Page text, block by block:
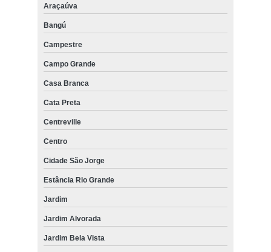
Araçaúva
Bangú
Campestre
Campo Grande
Casa Branca
Cata Preta
Centreville
Centro
Cidade São Jorge
Estância Rio Grande
Jardim
Jardim Alvorada
Jardim Bela Vista